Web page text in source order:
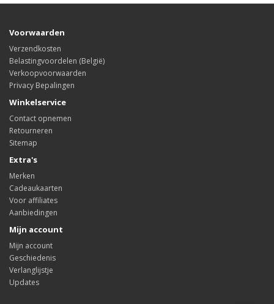
Voorwaarden
Verzendkosten
Belastingvoordelen (België)
Verkoopvoorwaarden
Privacy Bepalingen
Winkelservice
Contact opnemen
Retourneren
Sitemap
Extra's
Merken
Cadeaukaarten
Voor affiliates
Aanbiedingen
Mijn account
Mijn account
Geschiedenis
Verlanglijstje
Updates